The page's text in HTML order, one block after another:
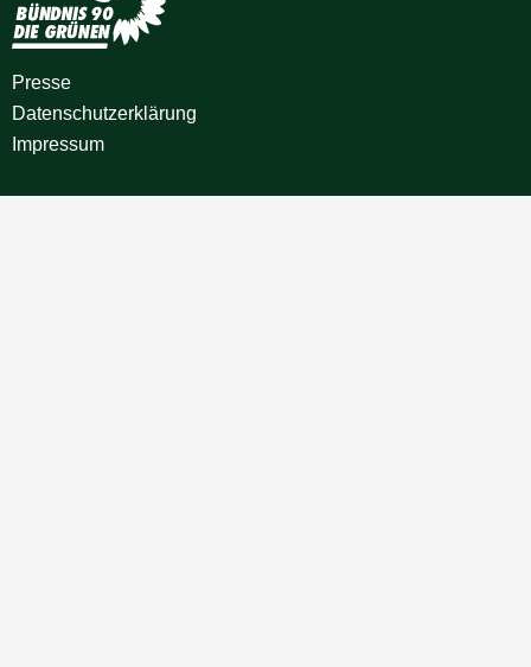
Presse
Datenschutz­erklärung
Impressum